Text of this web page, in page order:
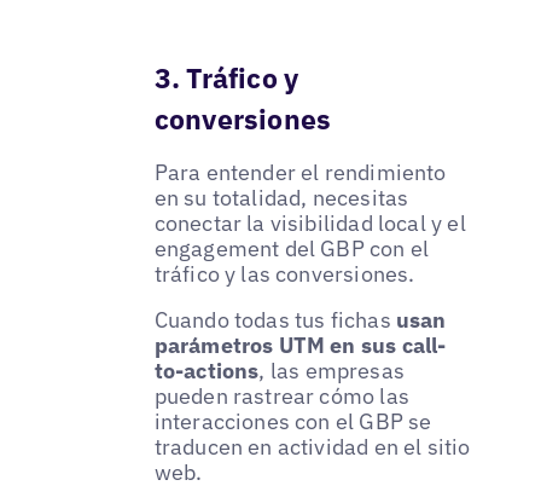
3. Tráfico y
conversiones
Para entender el rendimiento
en su totalidad, necesitas
conectar la visibilidad local y el
engagement del GBP con el
tráfico y las conversiones.
Cuando todas tus fichas usan
parámetros UTM en sus call-
to-actions, las empresas
pueden rastrear cómo las
interacciones con el GBP se
traducen en actividad en el sitio
web.